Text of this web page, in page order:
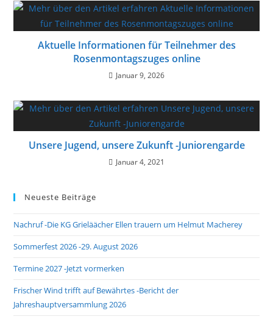
Aktuelle Informationen für Teilnehmer des
Rosenmontagszuges online
Januar 9, 2026
Unsere Jugend, unsere Zukunft -Juniorengarde
Januar 4, 2021
Neueste Beiträge
Nachruf -Die KG Grieläächer Ellen trauern um Helmut Macherey
Sommerfest 2026 -29. August 2026
Termine 2027 -Jetzt vormerken
Frischer Wind trifft auf Bewährtes -Bericht der
Jahreshauptversammlung 2026